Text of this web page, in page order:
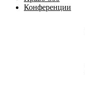
Конференции